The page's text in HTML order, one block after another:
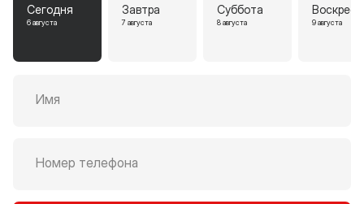
Сегодня
6 августа
Завтра
7 августа
Суббота
8 августа 9 августа
Имя
Номер телефона